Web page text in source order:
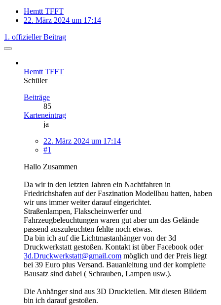
Hemtt TFFT
22. März 2024 um 17:14
1. offizieller Beitrag
Hemtt TFFT
Schüler
Beiträge
85
Karteneintrag
ja
22. März 2024 um 17:14
#1
Hallo Zusammen
Da wir in den letzten Jahren ein Nachtfahren in
Friedrichshafen auf der Faszination Modellbau hatten, haben
wir uns immer weiter darauf eingerichtet.
Straßenlampen, Flakscheinwerfer und
Fahrzeugbeleuchtungen waren gut aber um das Gelände
passend auszuleuchten fehlte noch etwas.
Da bin ich auf die Lichtmastanhänger von der 3d
Druckwerkstatt gestoßen. Kontakt ist über Facebook oder
3d.Druckwerkstatt@gmail.com möglich und der Preis liegt
bei 39 Euro plus Versand. Bauanleitung und der komplette
Bausatz sind dabei ( Schrauben, Lampen usw.).
Die Anhänger sind aus 3D Druckteilen. Mit diesen Bildern
bin ich darauf gestoßen.